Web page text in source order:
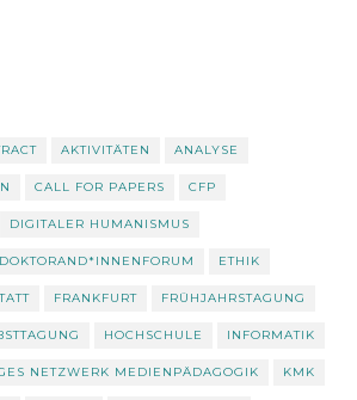
AKTIVITÄTEN ANALYSE
CALL FOR PAPERS CFP
DIGITALER HUMANISMUS
DOKTORAND*INNENFORUM ETHIK
FRANKFURT FRÜHJAHRSTAGUNG
HOCHSCHULE INFORMATIK
NETZWERK MEDIENPÄDAGOGIK KMK